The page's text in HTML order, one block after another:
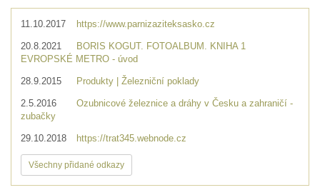
11.10.2017 https://www.parnizaziteksasko.cz
20.8.2021
BORIS KOGUT. FOTOALBUM. KNIHA 1
EVROPSKÉ METRO - úvod
28.9.2015 Produkty | Železniční poklady
2.5.2016
Ozubnicové železnice a dráhy v Česku a zahraničí -
zubačky
29.10.2018 https://trat345.webnode.cz
Všechny přidané odkazy